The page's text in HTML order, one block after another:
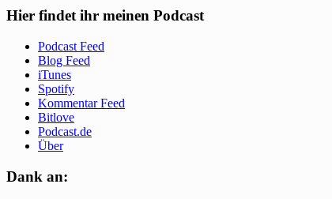
Hier findet ihr meinen Podcast
Podcast Feed
Blog Feed
iTunes
Spotify
Kommentar Feed
Bitlove
Podcast.de
Über
Dank an: